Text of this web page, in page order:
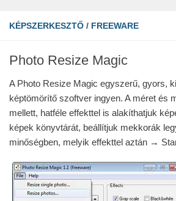
KÉPSZERKESZTŐ / FREEWARE
Photo Resize Magic
A Photo Resize Magic egyszerű, gyors,
képtömörítő szoftver ingyen. A méret és
mellett, hatféle effekttel is alakíthatjuk
képek könyvtárát, beállítjuk mekkorák
minőségben, melyik effekttel aztán →